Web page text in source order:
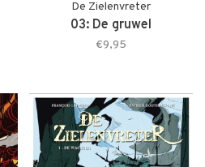
De Zielenvreter
03: De gruwel
€9,95